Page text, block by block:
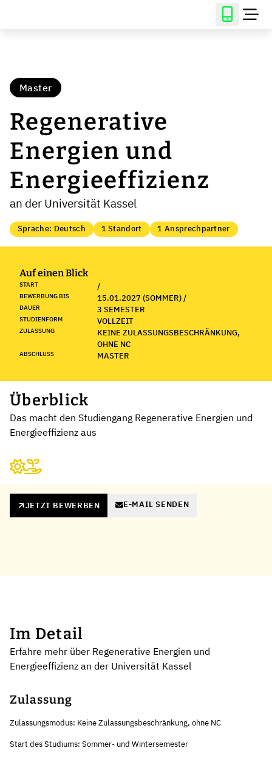
Master
Regenerative
Energien und
Energieeffizienz
an der Universität Kassel
Sprache: Deutsch 1 Standort 1 Ansprechpartner
Auf einen Blick
START /
BEWERBUNG BIS 15.01.2027 (SOMMER) /
DAUER 3 SEMESTER
STUDIENFORM VOLLZEIT
ZULASSUNG
KEINE ZULASSUNGSBESCHRÄNKUNG,
OHNE NC
ABSCHLUSS MASTER
Überblick
Das macht den Studiengang Regenerative Energien und
Energieeffizienz aus
JETZT BEWERBEN E-MAIL SENDEN
Im Detail
Erfahre mehr über Regenerative Energien und
Energieeffizienz an der Universität Kassel
Zulassung
Zulassungsmodus: Keine Zulassungsbeschränkung, ohne NC
Start des Studiums: Sommer- und Wintersemester